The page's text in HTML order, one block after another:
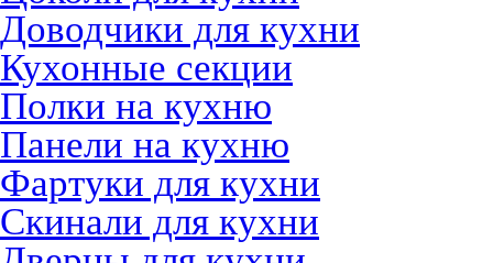
Доводчики для кухни
Кухонные секции
Полки на кухню
Панели на кухню
Фартуки для кухни
Скинали для кухни